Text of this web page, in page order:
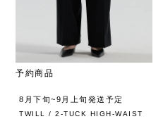
予約商品
8月下旬~9月上旬発送予定
TWILL / 2-TUCK HIGH-WAIST